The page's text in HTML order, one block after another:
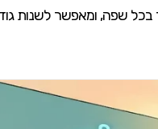
בכל שפה, ומאפשר לשנות